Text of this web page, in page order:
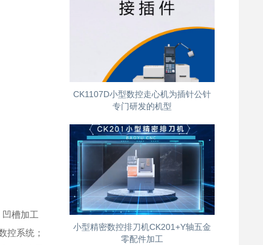
槽加工
控系统；
CK1107D小型数控走心机为插针公针
专门研发的机型
小型精密数控排刀机CK201+Y轴五金
零配件加工